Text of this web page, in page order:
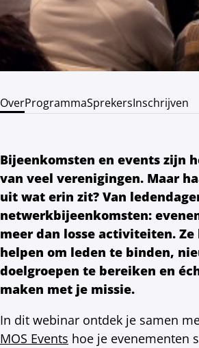
OverProgrammaSprekersInschrijven
Bijeenkomsten en events zijn
van veel verenigingen. Maar
uit wat erin zit? Van
netwerkbijeenkomsten:
meer dan losse activiteiten.
helpen om leden te binden,
doelgroepen te bereiken en
maken met je missie.
In dit webinar ontdek je samen
MOS Events hoe je evenementen